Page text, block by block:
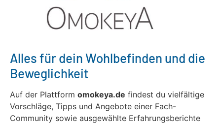
Alles für dein Wohlbefinden und die
Beweglichkeit
Auf der Plattform omokeya.de findest du vielfältige
Vorschläge, Tipps und Angebote einer Fach-
Community sowie ausgewählte Erfahrungsberichte